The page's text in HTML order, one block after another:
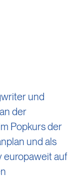
und
der
Popkurs der
und als
europaweit auf